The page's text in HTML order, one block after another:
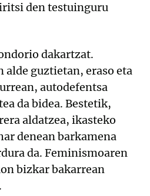
den testuinguru
dakartzat.
alde guztietan, eraso eta
autodefentsa
da bidea. Bestetik,
aldatzea, ikasteko
denean barkamena
da. Feminismoaren
bizkar bakarrean